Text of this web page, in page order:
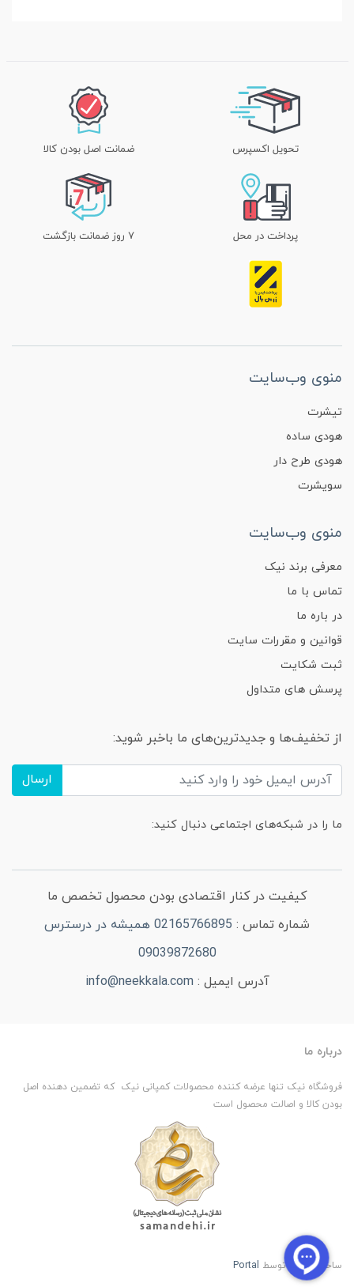
تحویل اکسپرس ضمانت اصل بودن کالا
پرداخت در محل ۷ روز ضمانت بازگشت
منوی وب‌سایت
تیشرت
هودی ساده
هودی طرح دار
سویشرت
منوی وب‌سایت
معرفی برند نیک
تماس با ما
در باره ما
قوانین و مقررات سایت
ثبت شکایت
پرسش های متداول
از تخفیف‌ها و جدیدترین‌های ما باخبر شوید:
ارسال
ما را در شبکه‌های اجتماعی دنبال کنید:
کیفیت در کنار اقتصادی بودن محصول تخصص ما
شماره تماس :
02165766895 همیشه در درسترس
09039872680
آدرس ایمیل : info@neekkala.com
درباره ما
فروشگاه نیک تنها عرضه کننده محصولات کمپانی نیک که تضمین دهنده اصل
بودن کالا و اصالت محصول است
ساخت سایت توسط Portal